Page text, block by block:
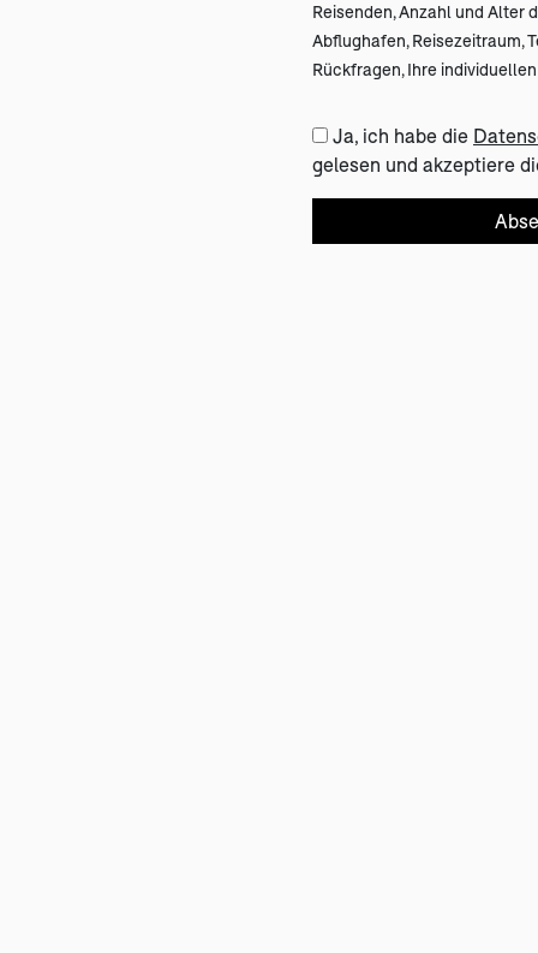
Reisenden, Anzahl und Alter
Abflughafen, Reisezeitraum,
Rückfragen, Ihre
Ja, ich habe die
gelesen und akzeptiere